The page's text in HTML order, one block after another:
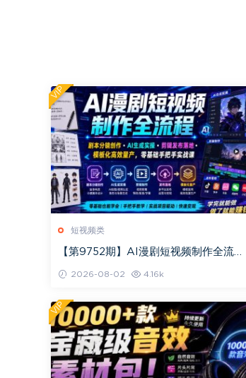
短视频类
【第9752期】AI漫剧短视频制作全流程
地
2026-08-02 4.16k
VIP
VIP